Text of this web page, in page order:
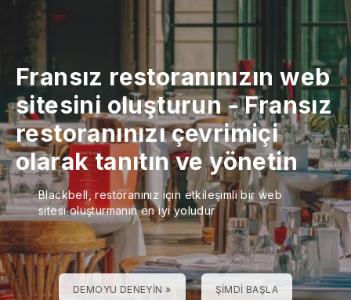
Fransız restoranınızın web
sitesini oluşturun-Fransız
restoranınızı çevrimiçi
olarak tanıtın ve yönetin
Blackbell, restoranınız için etkileşimli bir web
sitesi oluşturmanın en iyi yoludur
DEMOYU DENEYIN » ŞIMDI BAŞLA